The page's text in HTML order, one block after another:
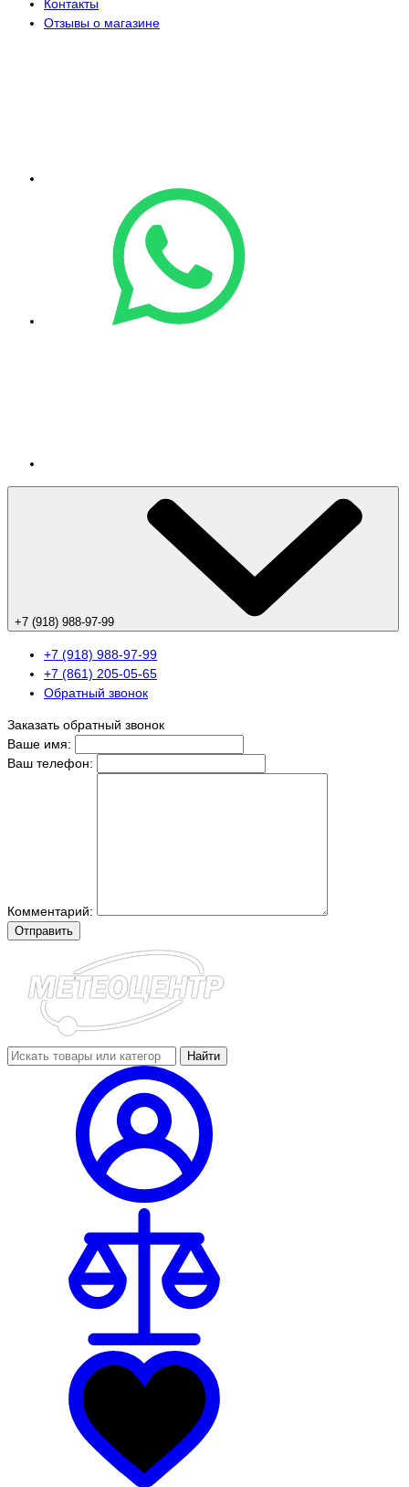
Контакты
Отзывы о магазине
+7 (918) 988-97-99
+7 (918) 988-97-99
+7 (861) 205-05-65
Обратный звонок
Заказать обратный звонок
Ваше имя:
Ваш телефон:
Комментарий:
Отправить
Найти